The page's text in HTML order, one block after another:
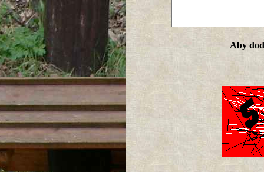
Aby